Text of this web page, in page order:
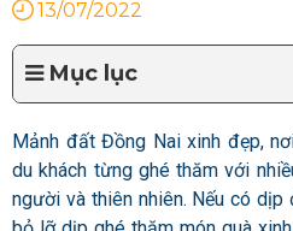
13/07/2022
Mục lục
Mảnh đất Đồng Nai xinh đẹp,
du khách từng ghé thăm với
người và thiên nhiên. Nếu có dịp